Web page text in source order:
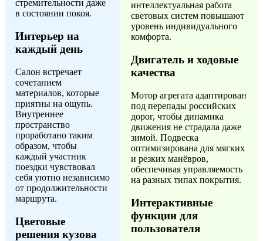
стремительности даже
в состоянии покоя.
Интерьер на
каждый день
Салон встречает
сочетанием
материалов, которые
приятны на ощупь.
Внутреннее
пространство
проработано таким
образом, чтобы
каждый участник
поездки чувствовал
себя уютно независимо
от продолжительности
маршрута.
Цветовые
решения кузова
интеллектуальная работа
световых систем повышают
уровень индивидуального
комфорта.
Двигатель и ходовые
качества
Мотор агрегата адаптирован
под перепады российских
дорог, чтобы динамика
движения не страдала даже
зимой. Подвеска
оптимизирована для мягких
и резких манёвров,
обеспечивая управляемость
на разных типах покрытия.
Интерактивные
функции для
пользователя